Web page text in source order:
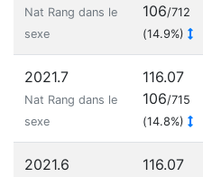
Nat Rang dans le
sexe
106/712
(14.9%)
2021.7
Nat Rang dans le
sexe
116.07
106/715
(14.8%)
2021.6
116.07